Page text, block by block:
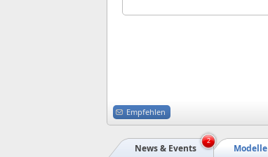
Empfehlen
Modelle
News & Events
2